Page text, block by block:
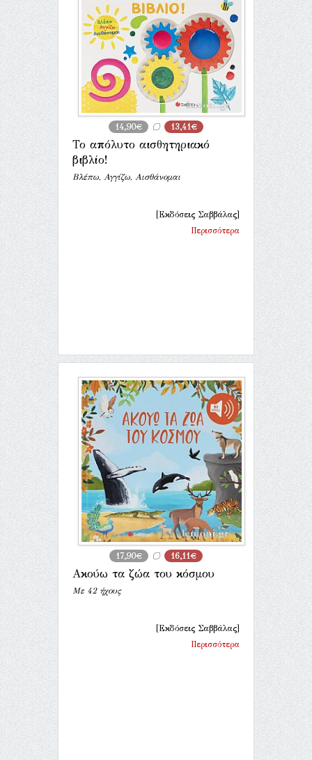
14,90€ 13,41€
Το απόλυτο αισθητηριακό
βιβλίο!
Βλέπω, Αγγίζω, Αισθάνομαι
[Εκδόσεις Σαββάλας]
Περισσότερα
17,90€ 16,11€
Ακούω τα ζώα του κόσμου
Με 42 ήχους
[Εκδόσεις Σαββάλας]
Περισσότερα